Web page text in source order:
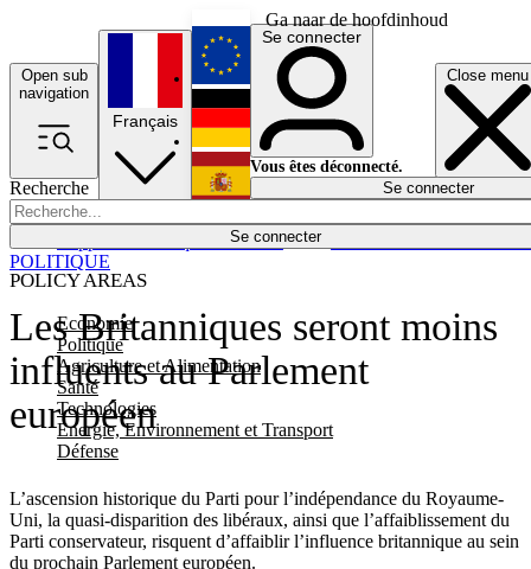
Ga naar de hoofdinhoud
Open sub
navigation
Close menu
Recherche
Se connecter
POLICY AREAS
Economie
Politique
Agriculture et Alimentation
Santé
Technologies
Energie, Environnement et Transport
Défense
Économie
Français
English
Deutsch
Español
Se connecter
Vous êtes déconnecté.
Se connecter
Les Britanniques seront moins
influents au Parlement
européen
L’ascension historique du Parti pour l’indépendance du Royaume-
Uni, la quasi-disparition des libéraux, ainsi que l’affaiblissement du
Parti conservateur, risquent d’affaiblir l’influence britannique au sein
du prochain Parlement européen.
POLITIQUE